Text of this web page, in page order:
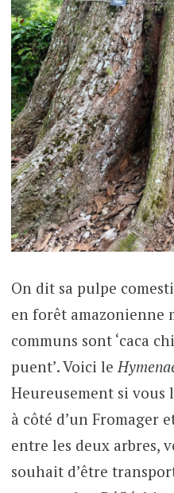
On dit sa pulpe
en forêt amazonienne
communs sont ‘caca
puent’. Voici le
Heureusement si vous
à côté d’un Fromager
entre les deux arbres,
souhait d’être